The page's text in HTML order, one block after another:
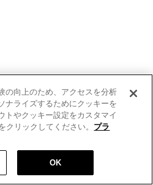
の向上のため、アクセスを分析
ナライズするためにクッキーを
トやクッキー設定をカスタマイ
クリックしてください。 プラ
OK